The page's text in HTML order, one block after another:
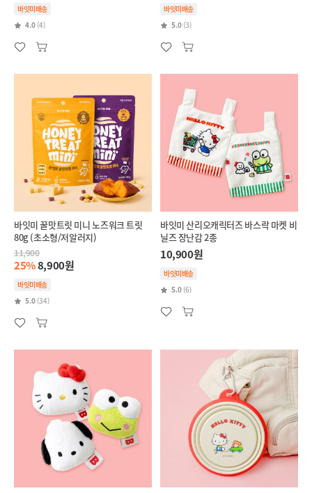
바잇미배송
4.0 (4)
바잇미배송
5.0 (3)
바잇미 꿀맛트릿 미니 노즈워크 트릿
80g (초소형/저알러지)
11,900
25%8,900원
바잇미배송
5.0 (34)
바잇미 산리오캐릭터즈 바스락 마켓 비
닐즈 장난감 2종
10,900원
바잇미배송
5.0 (6)